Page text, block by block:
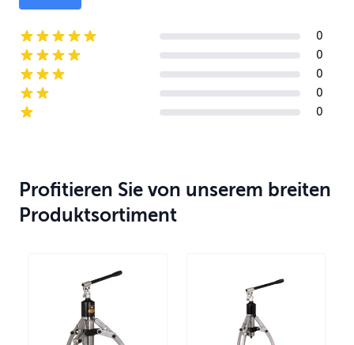
5-star reviews
0
4-star reviews
0
3-star reviews
0
2-star reviews
0
1-star reviews
0
Profitieren Sie von unserem breiten
Produktsortiment